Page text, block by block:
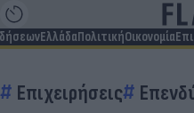
ΕλλάδαΠολιτικήΟικονομία
Επιχειρήσεις